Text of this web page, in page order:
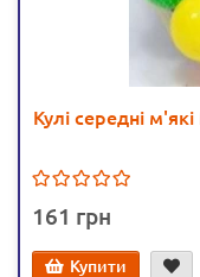
Кулі середні
161
Купити